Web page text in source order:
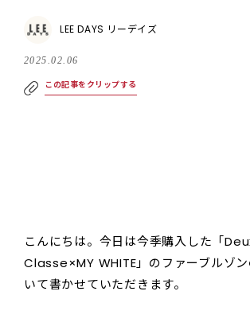
LEE DAYS リーデイズ
2025.02.06
この記事をクリップする
こんにちは。今日は今季購入した「
Classe×MY WHITE」のファーブルゾ
いて書かせていただきます。